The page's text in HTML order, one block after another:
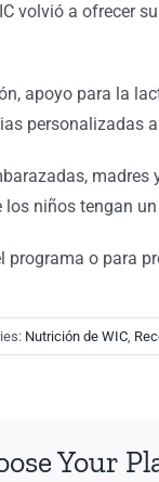
volvió a ofrecer
apoyo para la
personalizadas
niños tengan
o para
Nutrición de WIC,
Your